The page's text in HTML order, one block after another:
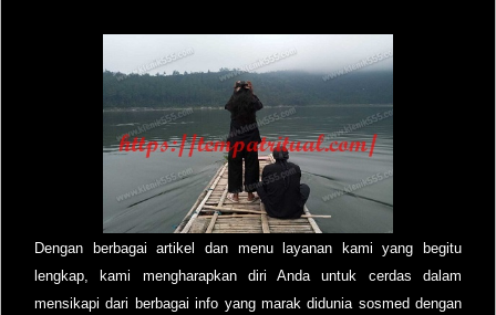
Dengan berbagai artikel dan menu layanan kami yang begitu
lengkap, kami mengharapkan diri Anda untuk cerdas dalam
mensikapi dari berbagai info yang marak didunia sosmed dengan